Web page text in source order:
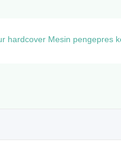
hardcover Mesin pengepres